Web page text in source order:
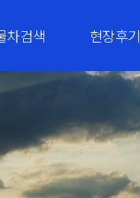
차검색 현장후기